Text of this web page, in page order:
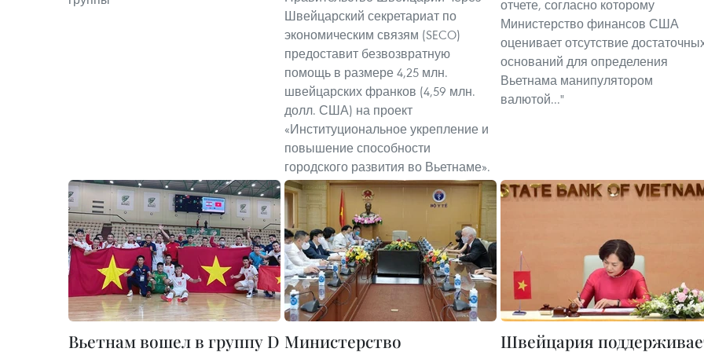
Швейцарский секретариат по
экономическим связям (SECO)
предоставит безвозвратную
помощь в размере 4,25 млн.
швейцарских франков (4,59 млн.
долл. США) на проект
«Институциональное укрепление и
повышение способности
городского развития во Вьетнаме».
отчете, согласно которому
Министерство финансов США
оценивает отсутствие
оснований для определения
Вьетнама манипулятором
валютой..."
Вьетнам вошел в группу D Министерство Швейцария